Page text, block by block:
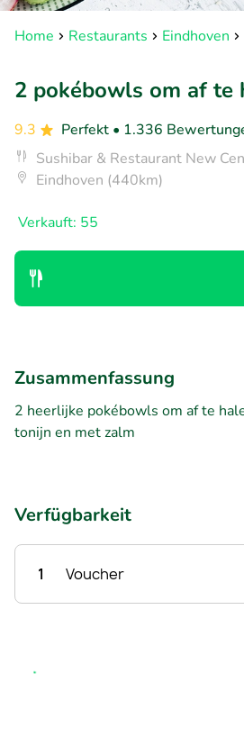
Home Restaurants Eindhoven
2 pokébowls om af te
9.3 Perfekt • 1.336
Sushibar & Restaurant New
Eindhoven (440km)
Verkauft: 55
Zusammenfassung
2 heerlijke pokébowls om af te
tonijn en met zalm
Verfügbarkeit
1 Voucher